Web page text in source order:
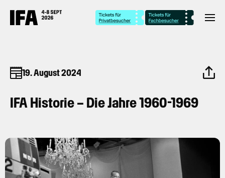
19. August 2024
IFA Historie – Die Jahre 1960-1969